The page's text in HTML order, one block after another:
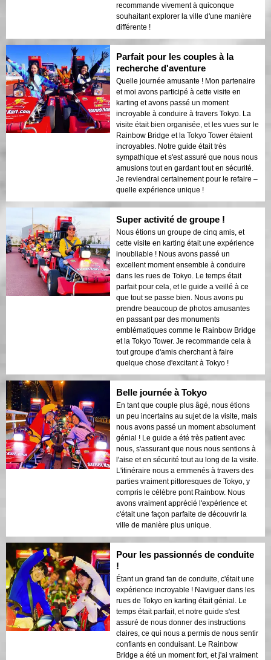
recommande vivement à quiconque
souhaitant explorer la ville d'une manière
différente !
Parfait pour les couples à la
recherche d'aventure
Quelle journée amusante ! Mon partenaire
et moi avons participé à cette visite en
karting et avons passé un moment
incroyable à conduire à travers Tokyo. La
visite était bien organisée, et les vues sur le
Rainbow Bridge et la Tokyo Tower étaient
incroyables. Notre guide était très
sympathique et s'est assuré que nous nous
amusions tout en gardant tout en sécurité.
Je reviendrai certainement pour le refaire –
quelle expérience unique !
Super activité de groupe !
Nous étions un groupe de cinq amis, et
cette visite en karting était une expérience
inoubliable ! Nous avons passé un
excellent moment ensemble à conduire
dans les rues de Tokyo. Le temps était
parfait pour cela, et le guide a veillé à ce
que tout se passe bien. Nous avons pu
prendre beaucoup de photos amusantes
en passant par des monuments
emblématiques comme le Rainbow Bridge
et la Tokyo Tower. Je recommande cela à
tout groupe d'amis cherchant à faire
quelque chose d'excitant à Tokyo !
Belle journée à Tokyo
En tant que couple plus âgé, nous étions
un peu incertains au sujet de la visite, mais
nous avons passé un moment absolument
génial ! Le guide a été très patient avec
nous, s'assurant que nous nous sentions à
l'aise et en sécurité tout au long de la visite.
L'itinéraire nous a emmenés à travers des
parties vraiment pittoresques de Tokyo, y
compris le célèbre pont Rainbow. Nous
avons vraiment apprécié l'expérience et
c'était une façon parfaite de découvrir la
ville de manière plus unique.
Pour les passionnés de conduite
!
Étant un grand fan de conduite, c'était une
expérience incroyable ! Naviguer dans les
rues de Tokyo en karting était génial. Le
temps était parfait, et notre guide s'est
assuré de nous donner des instructions
claires, ce qui nous a permis de nous sentir
confiants en conduisant. Le Rainbow
Bridge a été un moment fort, et j'ai vraiment